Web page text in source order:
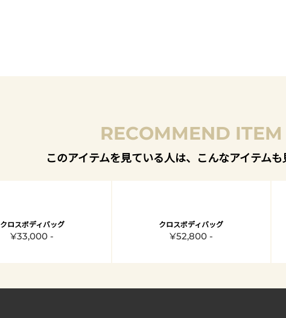
RECOMMEND ITEM
このアイテムを見ている人は、こんなアイテム
クロスボディバッグ
¥33,000 -
クロスボディバッグ
¥52,800 -